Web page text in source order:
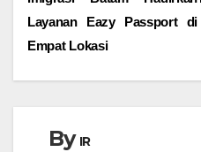
Layanan Eazy Passport di
Empat Lokasi
By IR